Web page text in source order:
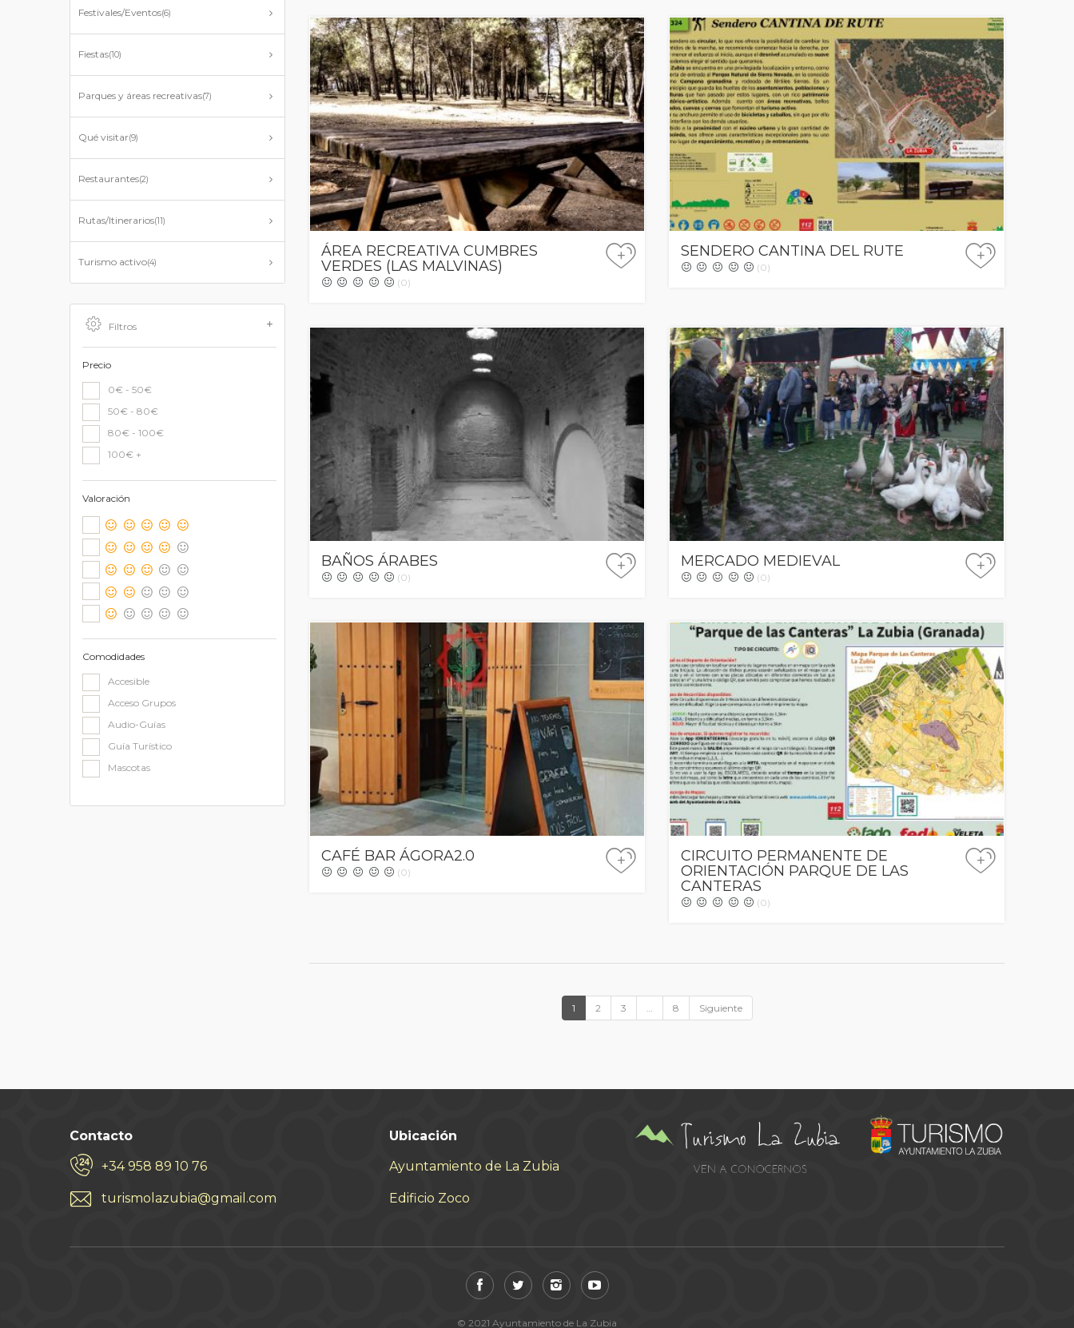
Festivales/Eventos(6)
Fiestas(10)
Parques y áreas recreativas(7)
Qué visitar(9)
Restaurantes(2)
Rutas/Itinerarios(11)
Turismo activo(4)
Filtros
Precio
0€ - 50€
50€ - 80€
80€ - 100€
100€ +
Valoración
Comodidades
Accesible
Acceso Grupos
Audio-Guías
Guía Turístico
Mascotas
ÁREA RECREATIVA CUMBRES
VERDES (LAS MALVINAS)
(0)
+ SENDERO CANTINA DEL RUTE
(0)
+
BAÑOS ÁRABES
(0)
+ MERCADO MEDIEVAL
(0)
+
CAFÉ BAR ÁGORA2.0
(0)
+
CIRCUITO PERMANENTE DE
ORIENTACIÓN PARQUE DE LAS
CANTERAS
(0)
+
1 2 3 … 8 Siguiente
Contacto
+34 958 89 10 76
turismolazubia@gmail.com
Ubicación
Ayuntamiento de La Zubia
Edificio Zoco
© 2021 Ayuntamiento de La Zubia